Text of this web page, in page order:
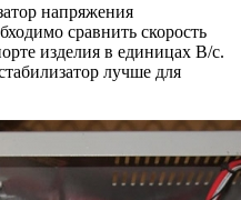
напряжения
сравнить скорость
изделия в единицах В/с.
лучше для